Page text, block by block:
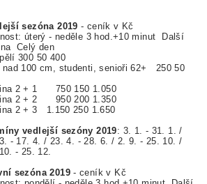
sezóna 2019 - ceník v Kč
úterý - neděle 3 hod.+10 minut Další
Celý den
300 50 400
nad 100 cm, studenti, senioři 62+ 250 50
2 + 1 750 150 1.050
2 + 2 950 200 1.350
2 + 3 1.150 250 1.650
vedlejší sezóny 2019: 3. 1. - 31. 1. /
- 17. 4. / 23. 4. - 28. 6. / 2. 9. - 25. 10. /
- 25. 12.
sezóna 2019- ceník v Kč